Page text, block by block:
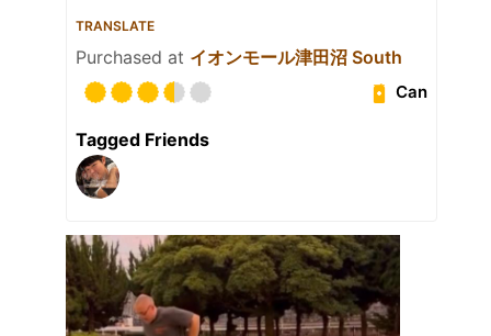
TRANSLATE
Purchased at イオンモール津田沼 South
Can
Tagged Friends